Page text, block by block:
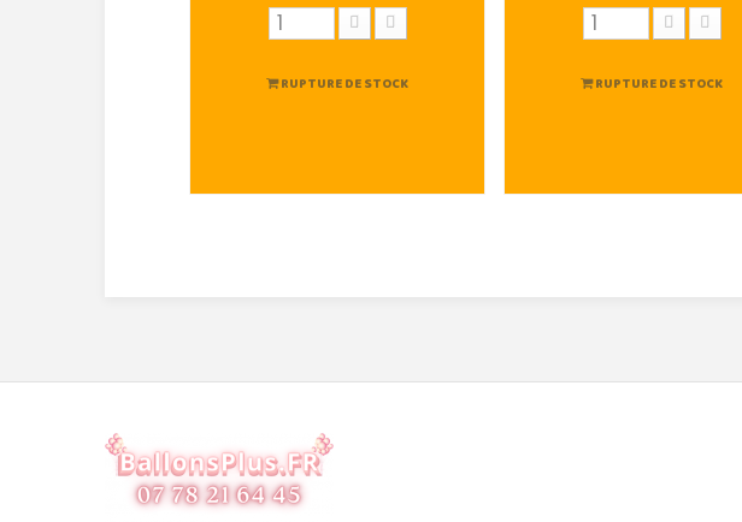
RUPTURE DE STOCK RUPTURE DE STOCK